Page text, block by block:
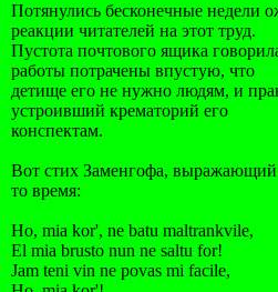
Потянулись бесконечные недели
реакции читателей на этот труд.
Пустота почтового ящика
работы потрачены впустую, что
детище его не нужно людям, и
устроивший крематорий его
конспектам.
Вот стих Заменгофа, выражающий
то время:
Ho, mia kor', ne batu maltrankvile,
El mia brusto nun ne saltu for!
Jam teni vin ne povas mi facile,